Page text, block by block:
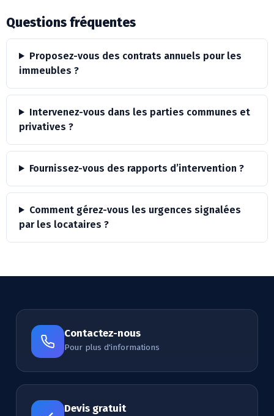
Questions fréquentes
Proposez-vous des contrats annuels pour les
immeubles ?
Intervenez-vous dans les parties communes et
privatives ?
Fournissez-vous des rapports d’intervention ?
Comment gérez-vous les urgences signalées
par les locataires ?
Contactez-nous
Pour plus d'informations
Devis gratuit